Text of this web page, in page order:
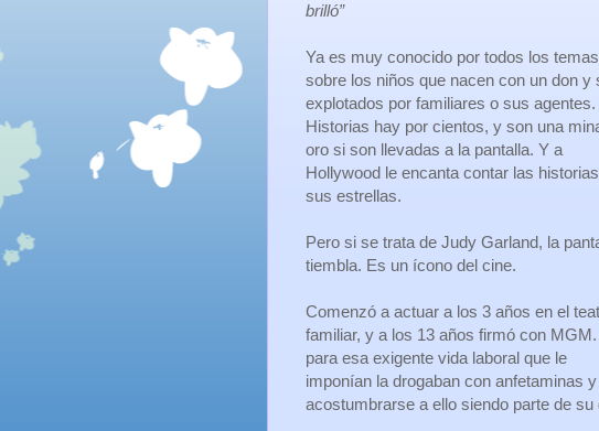
brilló”
Ya es muy conocido por todos los temas
sobre los niños que nacen con un don y
explotados por familiares o sus agentes.
Historias hay por cientos, y son una
oro si son llevadas a la pantalla. Y a
Hollywood le encanta contar las
sus estrellas.
Pero si se trata de Judy Garland, la
tiembla. Es un ícono del cine.
Comenzó a actuar a los 3 años en el
familiar, y a los 13 años firmó con
para esa exigente vida laboral que le
imponían la drogaban con anfetaminas
acostumbrarse a ello siendo parte de su